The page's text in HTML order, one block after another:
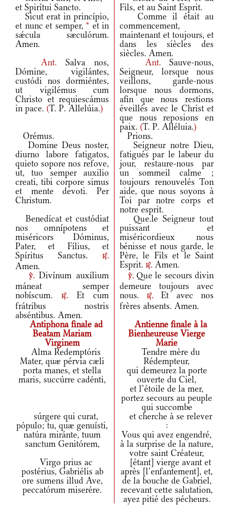
et Spirítui Sancto.
Fils, et au Saint Esprit.
Sicut erat in princípio,
et nunc et semper, * et in
sǽcula sæculórum.
Amen.
Comme il était au
commencement,
maintenant et toujours, et
dans les siècles des
siècles. Amen.
Ant.Salva nos,
Dómine, vigilántes,
custódi nos dormiéntes,
ut vigilémus cum
Christo et requiescámus
in pace. (T. P. Allelúia.)
Ant. Sauve-nous,
Seigneur, lorsque nous
veillons, garde-nous
lorsque nous dormons,
afin que nous restions
éveillés avec le Christ et
que nous reposions en
paix. (T. P. Alléluia.)
Orémus.
Prions.
Domine Deus noster,
diurno labore fatigatos,
quieto sopore nos refove,
ut, tuo semper auxilio
creati, tibi corpore simus
et mente devoti. Per
Christum.
Seigneur notre Dieu,
fatigués par le labeur du
jour, restaure-nous par
un sommeil calme ;
toujours renouvelés Ton
aide, que nous soyons à
Toi par notre corps et
notre esprit.
Benedícat et custódiat
nos omnípotens et
miséricors Dóminus,
Pater, et Fílius, et
Spíritus Sanctus.
r.
Amen.
Que.le Seigneur tout
puissant et
miséricordieux nous
bénisse et nous garde, le
Père, le Fils et le Saint
Esprit. r. Amen.
v.Divínum auxílium
máneat semper
nobíscum.
r.
Et cum
frátribus nostris
abséntibus. Amen.
v.Que le secours divin
demeure toujours avec
nous.
r.
Et avec nos
frères absents. Amen.
Antiphona finale ad
Beatam Mariam
Virginem
Antienne finale à la
Bienheureuse Vierge
Marie
Alma Redemptóris
Mater, quæ pérvia cæli
porta manes, et stella
maris, succúrre cadénti,
Tendre mère du
Rédempteur,
qui demeurez la porte
ouverte du Ciel,
et l’étoile de la mer,
portez secours au peuple
qui succombe
súrgere qui curat,
pópulo; tu, quæ genuísti,
natúra miránte, tuum
sanctum Genitórem,
et cherche à se relever
:
Vous qui avez engendré,
à la surprise de la nature,
votre saint Créateur,
Virgo prius ac
postérius, Gabriélis ab
ore sumens illud Ave,
peccatórum miserére.
[étant] vierge avant et
après [l’enfantement], et,
de la bouche de Gabriel,
recevant cette salutation,
ayez pitié des pécheurs.